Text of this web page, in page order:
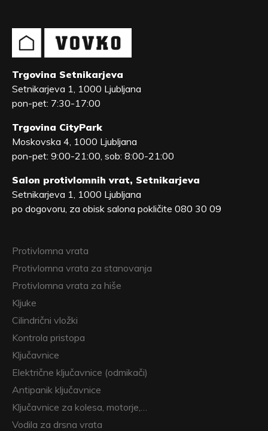
Trgovina Setnikarjeva
Setnikarjeva 1, 1000 Ljubljana
pon-pet: 7:30-17:00
Trgovina CityPark
Moskovska 4, 1000 Ljubljana
pon-pet: 9:00-21:00, sob: 8:00-21:00
Salon protivlomnih vrat, Setnikarjeva
Setnikarjeva 1, 1000 Ljubljana
po dogovoru, za obisk salona pokličite 080 30 09
Protivlomna vrata
Protivlomna vrata za stanovanja
Protivlomna vrata za hiše
Kljuke
Cilindrični vložki
Kontrola pristopa
Ključavnice
Električne ključavnice (odmikači)
Antipanik ključavnice
Ključavnice za kolesa, motorje,…
Vodila za drsna vrata